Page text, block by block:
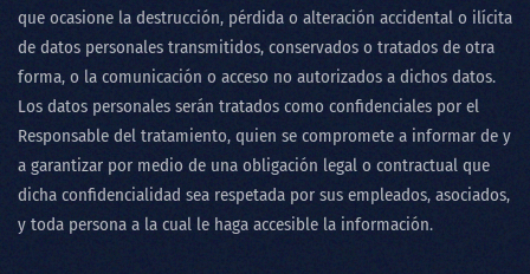
que ocasione la destrucción, pérdida o alteración accidental o ilícita
de datos personales transmitidos, conservados o tratados de otra
forma, o la comunicación o acceso no autorizados a dichos datos.
Los datos personales serán tratados como confidenciales por el
Responsable del tratamiento, quien se compromete a informar de y
a garantizar por medio de una obligación legal o contractual que
dicha confidencialidad sea respetada por sus empleados, asociados,
y toda persona a la cual le haga accesible la información.